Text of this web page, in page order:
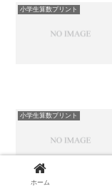
小学生算数プリント
小学生算数プリント
ホーム